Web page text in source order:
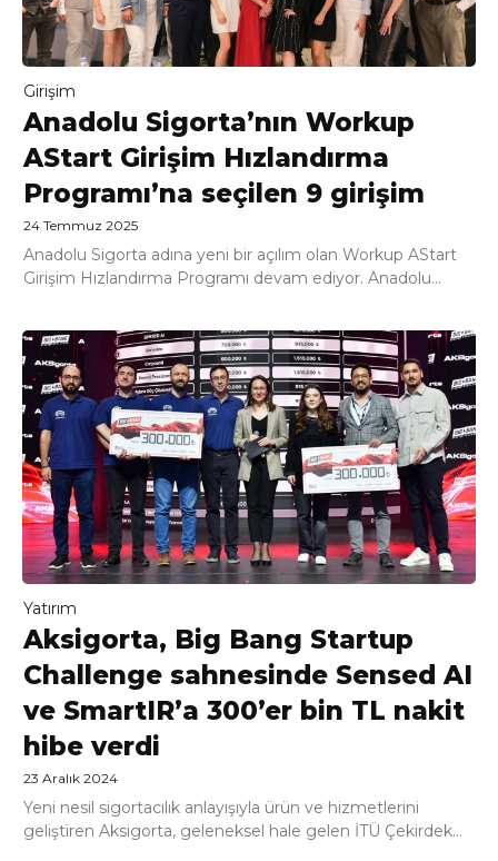
Girişim
Anadolu Sigorta’nın Workup
AStart Girişim Hızlandırma
Programı’na seçilen 9 girişim
24 Temmuz 2025
Anadolu Sigorta adına yeni bir açılım olan Workup AStart
Girişim Hızlandırma Programı devam ediyor. Anadolu...
Yatırım
Aksigorta, Big Bang Startup
Challenge sahnesinde Sensed AI
ve SmartIR’a 300’er bin TL nakit
hibe verdi
23 Aralık 2024
Yeni nesil sigortacılık anlayışıyla ürün ve hizmetlerini
geliştiren Aksigorta, geleneksel hale gelen İTÜ Çekirdek...